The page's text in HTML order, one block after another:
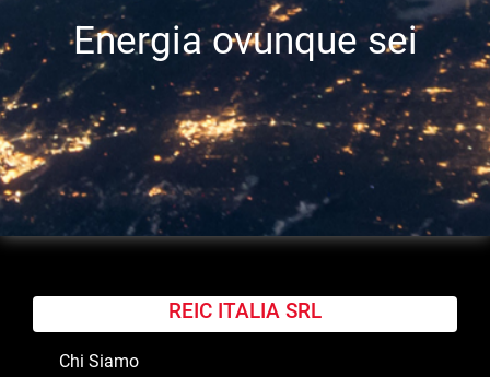
Energia ovunque sei
REIC ITALIA SRL
Chi Siamo